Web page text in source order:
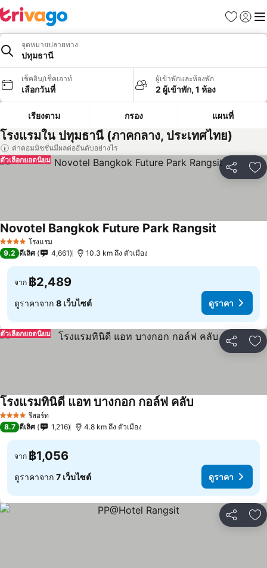
รายการโป
เข้าสู่ร
เมนู
จุดหมายปลายทาง
ปทุมธานี
เช็คอิน/เช็คเอาท์
เลือกวันที่
ผู้เข้าพักและห้องพัก
2 ผู้เข้าพัก, 1 ห้อง
เรียงตาม กรอง แผนที่
โรงแรมใน ปทุมธานี (ภาคกลาง, ประเทศไทย)
ค่าคอมมิชชั่นมีผลต่ออันดับอย่างไร
แชร์ เ
ตัวเลือกยอดนิยม
4 ดาว โรงแรม
Novotel Bangkok Future Park Rangsit
9.2 ดีเลิศ 4,661 10.3 km ถึง ตัวเมือง
จาก ฿2,489
ดูราคาจาก 8 เว็บไซต์ ดูราคา
แชร์ เ
ตัวเลือกยอดนิยม
4 ดาว รีสอร์ท
โรงแรมทินิดี แอท บางกอก กอล์ฟ คลับ
8.7 ดีเลิศ 1,216 4.8 km ถึง ตัวเมือง
จาก ฿1,056
ดูราคาจาก 7 เว็บไซต์ ดูราคา
แชร์ เ